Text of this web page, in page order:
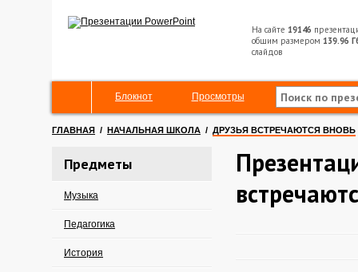
На сайте 19146
общим размером 139.96
слайдов
Блокнот Просмотры
ГЛАВНАЯ / НАЧАЛЬНАЯ ШКОЛА / ДРУЗЬЯ ВСТРЕЧАЮТСЯ ВНОВЬ
Предметы
Музыка
Педагогика
История